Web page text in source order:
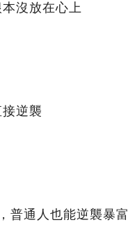
沒放在心上
逆襲
普通人也能逆襲暴富